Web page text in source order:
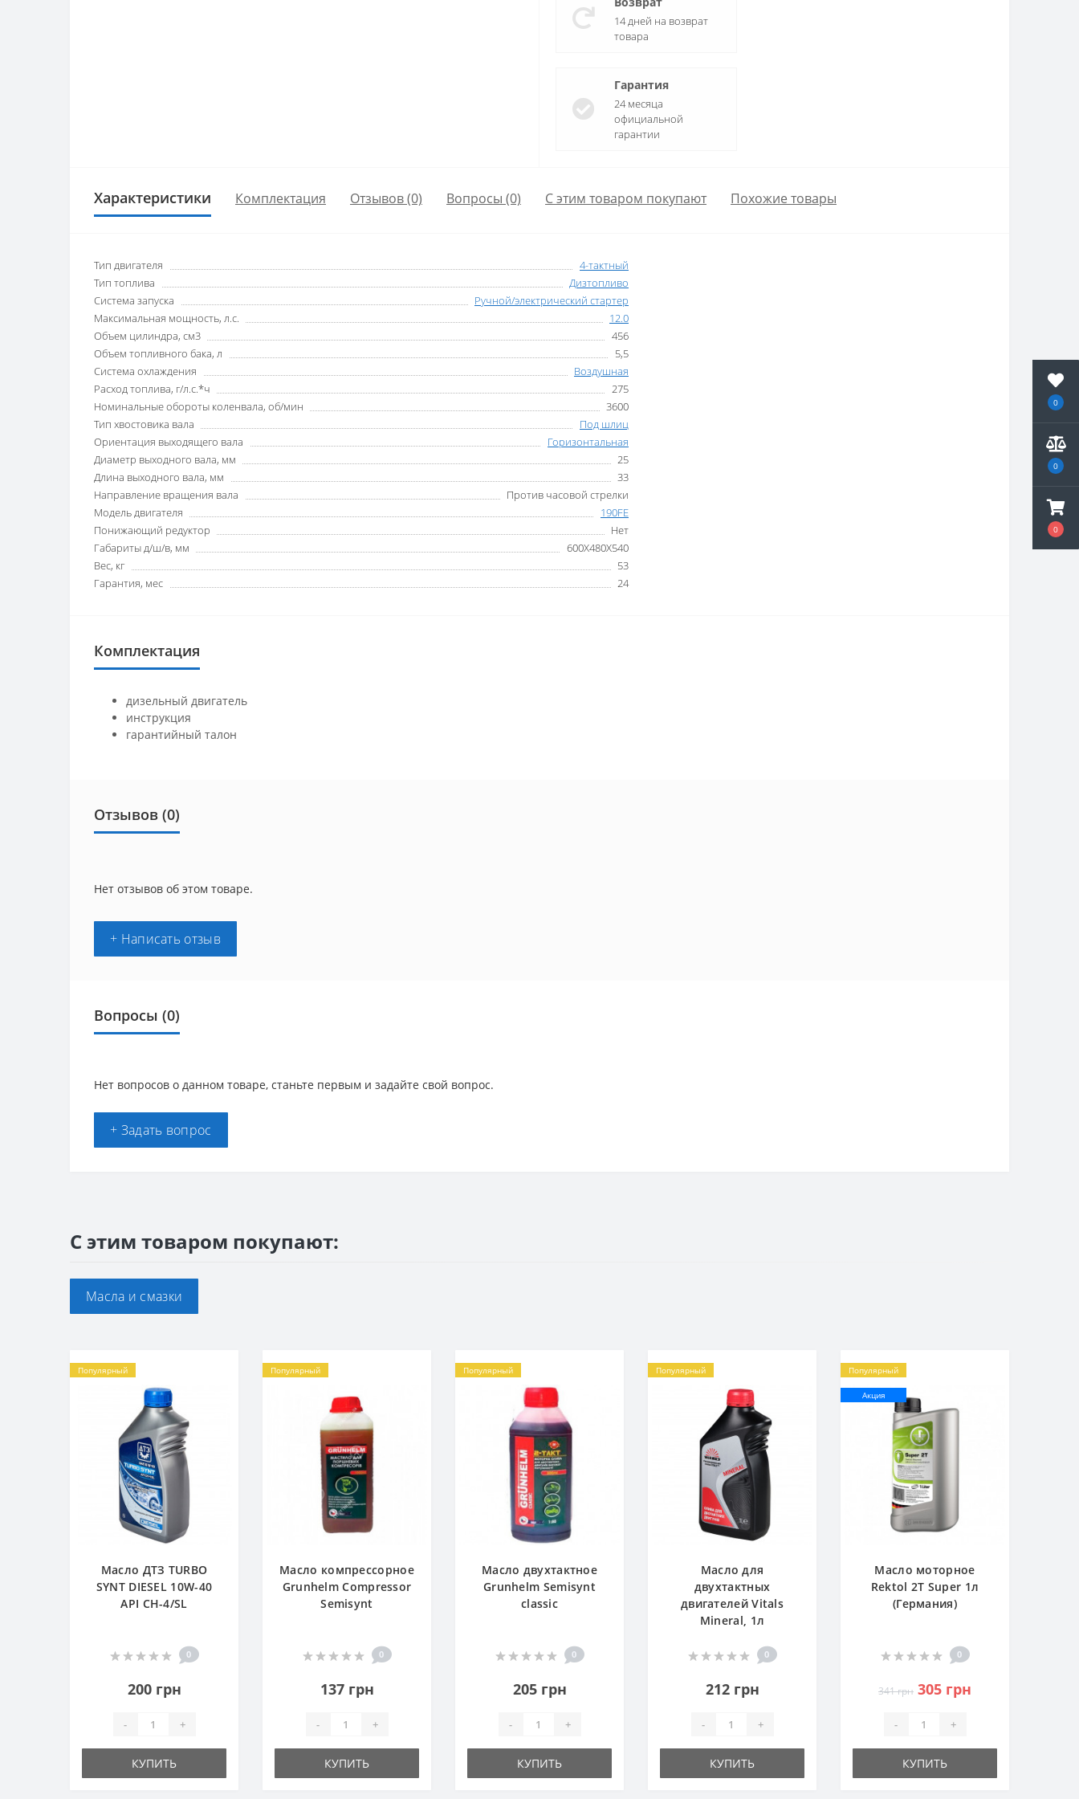
0
0
0
14 дней на возврат
товара
Гарантия
24 месяца
официальной
гарантии
Характеристики Комплектация Отзывов (0) Вопросы (0) С этим товаром покупают Похожие товары
Тип двигателя
4-тактный
Тип топлива
Дизтопливо
Система запуска
Ручной/электрический стартер
Максимальная мощность, л.с.
12.0
Объем цилиндра, см3
456
Объем топливного бака, л
5,5
Система охлаждения
Воздушная
Расход топлива, г/л.с.*ч
275
Номинальные обороты коленвала, об/мин
3600
Тип хвостовика вала
Под шлиц
Ориентация выходящего вала
Горизонтальная
Диаметр выходного вала, мм
25
Длина выходного вала, мм
33
Направление вращения вала
Против часовой стрелки
Модель двигателя
190FE
Понижающий редуктор
Нет
Габариты д/ш/в, мм
600Х480Х540
Вес, кг
53
Гарантия, мес
24
Комплектация
дизельный двигатель
инструкция
гарантийный талон
Отзывов (0)
Нет отзывов об этом товаре.
+ Написать отзыв
Вопросы (0)
Нет вопросов о данном товаре, станьте первым и задайте свой вопрос.
+ Задать вопрос
С этим товаром покупают:
Масла и смазки
Популярный
Масло ДТЗ TURBO
SYNT DIESEL 10W-40
API CH-4/SL
0
200 грн
- +
КУПИТЬ
Популярный
Масло компрессорное
Grunhelm Compressor
Semisynt
0
137 грн
- +
КУПИТЬ
Популярный
Масло двухтактное
Grunhelm Semisynt
classic
0
205 грн
- +
КУПИТЬ
Популярный
Масло для
двухтактных
двигателей Vitals
Mineral, 1л
0
212 грн
- +
КУПИТЬ
Популярный
Акция
Масло моторное
Rektol 2T Super 1л
(Германия)
0
341 грн 305 грн
- +
КУПИТЬ